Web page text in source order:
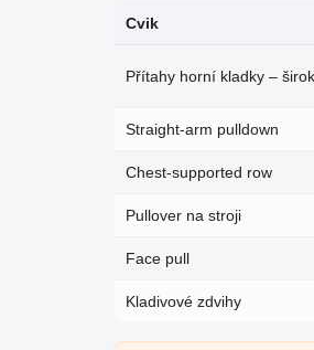
Cvik
Přítahy horní kladky –
Straight-arm pulldown
Chest-supported row
Pullover na stroji
Face pull
Kladivové zdvihy